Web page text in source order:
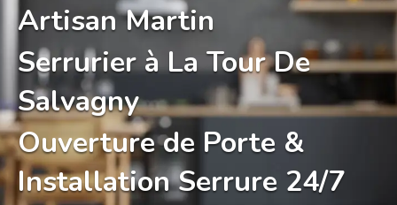
Artisan Martin
Serrurier à La Tour De
Salvagny
Ouverture de Porte &
Installation Serrure 24/7